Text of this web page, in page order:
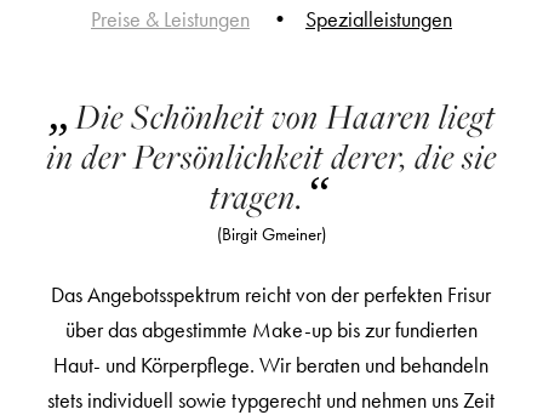
Preise & Leistungen Spezialleistungen
„Die Schönheit von Haaren liegt
in der Persönlichkeit derer, die sie
tragen. “
(Birgit Gmeiner)
Das Angebotsspektrum reicht von der perfekten Frisur
über das abgestimmte Make-up bis zur fundierten
Haut- und Körperpflege. Wir beraten und behandeln
stets individuell sowie typgerecht und nehmen uns Zeit